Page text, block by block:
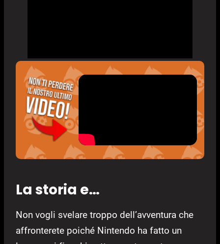
La storia e…
Non vogli svelare troppo dell’avventura che
affronterete poiché Nintendo ha fatto un